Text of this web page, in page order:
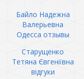
Байло Надежна
Валерьевна
Одесса отзывы
Старущенко
Тетяна Євгеніївна
відгуки